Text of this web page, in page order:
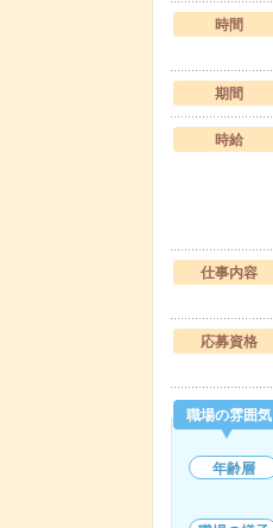
時間
期間
時給
仕事内容
応募資格
職場の雰囲気
年齢層